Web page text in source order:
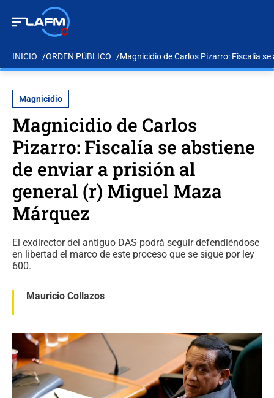
INICIO ORDEN PÚBLICO Magnicidio de Carlos Pizarro: Fiscalía
Magnicidio
Magnicidio de Carlos
Pizarro: Fiscalía se abstiene
de enviar a prisión al
general (r) Miguel Maza
Márquez
El exdirector del antiguo DAS podrá seguir defendiéndose
en libertad el marco de este proceso que se sigue por ley
600.
Mauricio Collazos